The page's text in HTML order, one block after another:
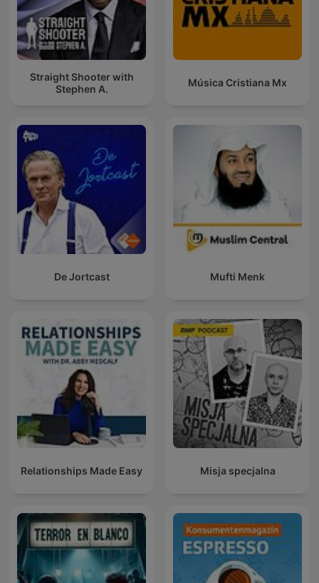
Straight Shooter with
Stephen A.
Música Cristiana Mx
De Jortcast Mufti Menk
Relationships Made Easy Misja specjalna